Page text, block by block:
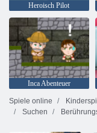
Heroisch Pilot
Inca Abenteuer
Spiele online
Suchen